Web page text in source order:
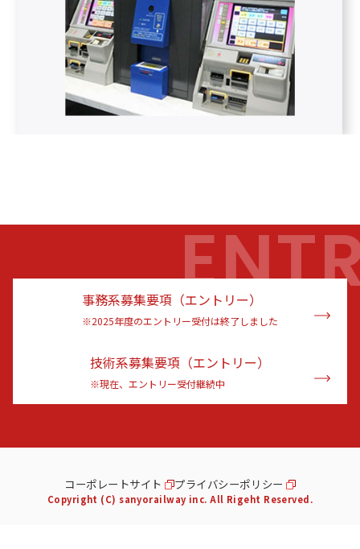
事務系募集要項（エントリー）
※2025年度のエントリー受付は終了しました
技術系募集要項（エントリー）
※現在、エントリー受付継続中
コーポレートサイト プライバシーポリシー
Copyright (C) sanyorailway inc. All Rigeht Reserved.